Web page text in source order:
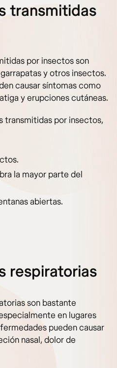
transmitidas
por insectos son
y otros insectos.
causar síntomas como
y erupciones cutáneas.
transmitidas por insectos,
la mayor parte del
abiertas.
respiratorias
son bastante
en lugares
pueden causar
nasal, dolor de